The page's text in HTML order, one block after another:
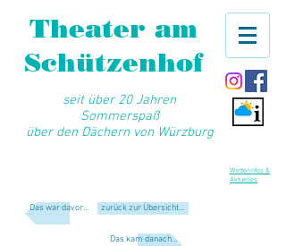
Theater am
Schützenhof
seit über 20 Jahren
Sommerspaß
über den Dächern von Würzburg
Wetterinfos &
Aktuelles
Das war davor… zurück zur Übersicht…
Das kam danach…